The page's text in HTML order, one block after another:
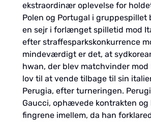
ekstraordinær oplevelse for
Polen og Portugal i gruppespillet
en sejr i forlænget spilletid mod
efter straffesparkskonkurrence
mindeværdigt er det, at
hwan, der blev matchvinder mod
lov til at vende tilbage til sin
Perugia, efter turneringen.
Gaucci, ophævede kontrakten og
fingrene imellem, da han